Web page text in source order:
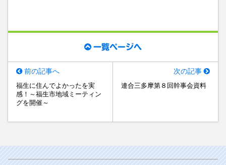
一覧ページへ
前の記事へ
福生に住んでよかったを実
感！～福生市地域ミーティン
グを開催～
次の記事
連合三多摩第８回幹事会資料